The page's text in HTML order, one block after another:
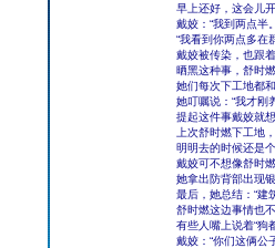
早上还好，这会儿
戴姣：“我到两点半
“我看到你两点多在
戴姣被传染，也跟
晒黑这种事，舒时
她们每次下工地都
她叮嘱说：“我才刚
提起这件事戴姣就
上次舒时燃下工地
明明去的时候还是
戴姣可不想像舒时
她拿出防背部出现
最后，她总结：“建
舒时燃这边事情也
有些人嘴上说着“狗
戴姣：“你们这俩公